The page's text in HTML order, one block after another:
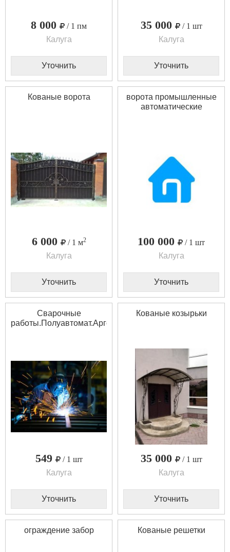
8 000
/ 1 пм
Калуга
Уточнить
35 000
/ 1 шт
Калуга
Уточнить
Кованые ворота
6 000 / 1 м2
Калуга
Уточнить
ворота промышленные
автоматические
100 000
/ 1 шт
Калуга
Уточнить
Сварочные
работы.Полуавтомат.Аргон.Нержавейка.Алюминий
549
/ 1 шт
Калуга
Уточнить
Кованые козырьки
35 000
/ 1 шт
Калуга
Уточнить
ограждение забор Кованые решетки